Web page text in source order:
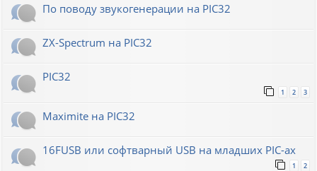
По поводу звукогенерации на PIC32
ZX-Spectrum на PIC32
PIC32
1 2 3
Maximite на PIC32
16FUSB или софтварный USB на младших PIC-ах
1 2